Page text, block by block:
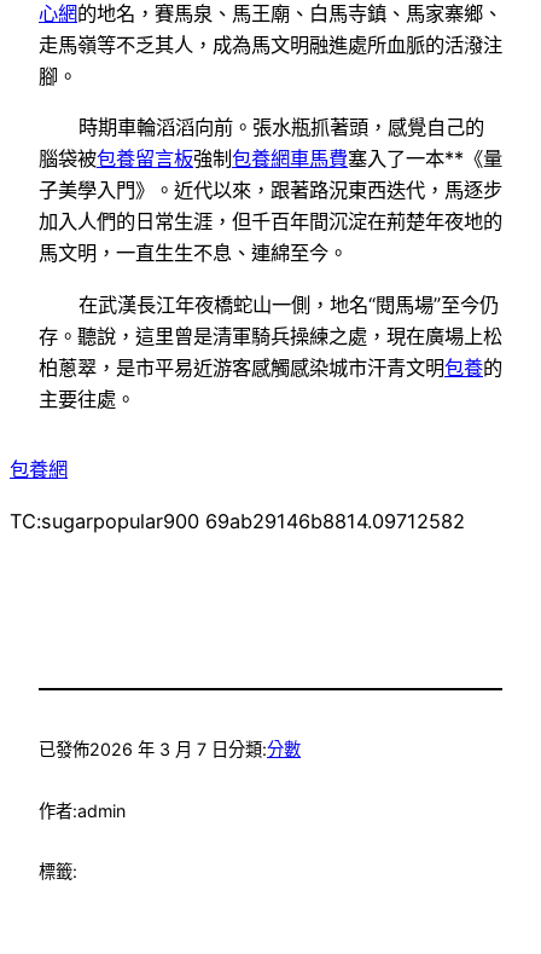
心網的地名，賽馬泉、馬王廟、白馬寺鎮、馬家寨鄉、
走馬嶺等不乏其人，成為馬文明融進處所血脈的活潑注
腳。
時期車輪滔滔向前。張水瓶抓著頭，感覺自己的
腦袋被包養留言板強制包養網車馬費塞入了一本**《量
子美學入門》。近代以來，跟著路況東西迭代，馬逐步
加入人們的日常生涯，但千百年間沉淀在荊楚年夜地的
馬文明，一直生生不息、連綿至今。
在武漢長江年夜橋蛇山一側，地名“閱馬場”至今仍
存。聽說，這里曾是清軍騎兵操練之處，現在廣場上松
柏蔥翠，是市平易近游客感觸感染城市汗青文明包養的
主要往處。
包養網
TC:sugarpopular900 69ab29146b8814.09712582
已發佈2026 年 3 月 7 日分類:分數
作者:admin
標籤: